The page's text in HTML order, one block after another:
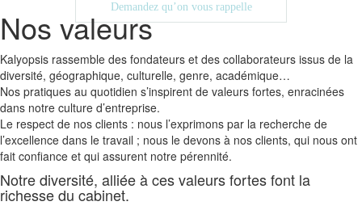
Demandez qu’on vous rappelle
Nos valeurs
Kalyopsis rassemble des fondateurs et des collaborateurs issus de la
diversité, géographique, culturelle, genre, académique…
Nos pratiques au quotidien s’inspirent de valeurs fortes, enracinées
dans notre culture d’entreprise.
Le respect de nos clients : nous l’exprimons par la recherche de
l’excellence dans le travail ; nous le devons à nos clients, qui nous ont
fait confiance et qui assurent notre pérennité.
Notre diversité, alliée à ces valeurs fortes font la
richesse du cabinet.